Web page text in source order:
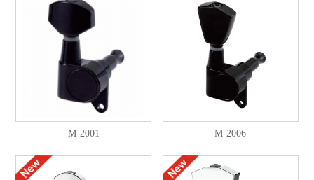
M-2001 M-2006